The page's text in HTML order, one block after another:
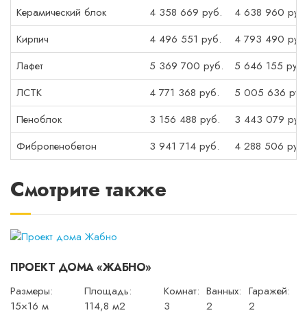
Керамический блок
4 358 669 руб.
4 638 960 руб.
Кирпич
4 496 551 руб.
4 793 490 руб.
Лафет
5 369 700 руб.
5 646 155 руб.
ЛСТК
4 771 368 руб.
5 005 636
Пеноблок
3 156 488 руб.
3 443 079 руб.
Фибропенобетон
3 941 714 руб. 4 288 506 руб.
Смотрите также
ПРОЕКТ ДОМА «ЖАБНО»
Размеры:
15×16 м
Площадь:
114,8 м2
Комнат:
3
Ванных:
2
Гаражей:
2